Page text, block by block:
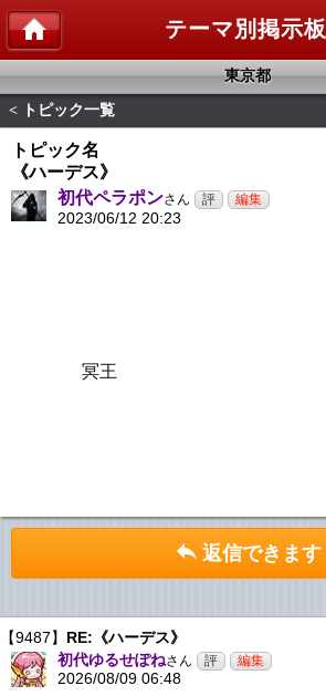
テーマ別掲示板
東京都
< トピック一覧
トピック名
《ハーデス》
初代ペラポンさん
2023/06/12 20:23
冥王
返信できます
【9487】 RE:《ハーデス》
初代ゆるせぽねさん
2026/08/09 06:48